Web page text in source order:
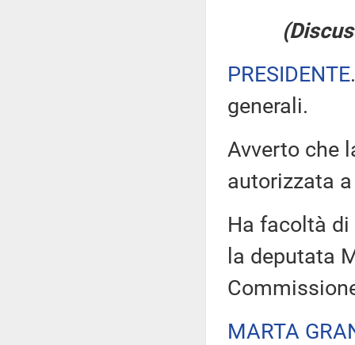
PRESIDENTE
generali.
Avverto che
autorizzata
Ha facoltà
la deputata
MARTA